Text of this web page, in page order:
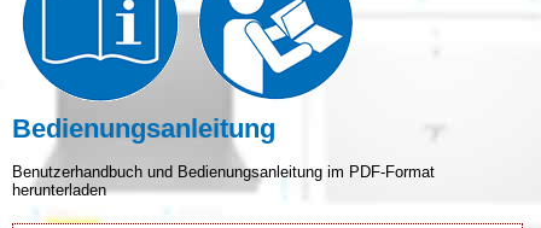
Bedienungsanleitung
Benutzerhandbuch und Bedienungsanleitung im PDF-Format
herunterladen